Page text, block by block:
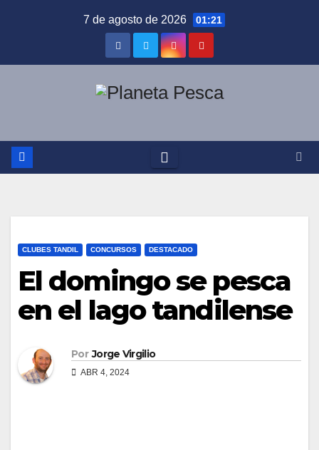
7 de agosto de 2026 01:21
CLUBES TANDIL CONCURSOS DESTACADO
El domingo se pesca
en el lago tandilense
Por Jorge Virgilio
ABR 4, 2024